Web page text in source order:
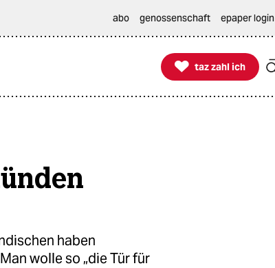
abo genossenschaft epaper login

taz zahl ich
taz zahl ich
haben
wolle so „die Tür für